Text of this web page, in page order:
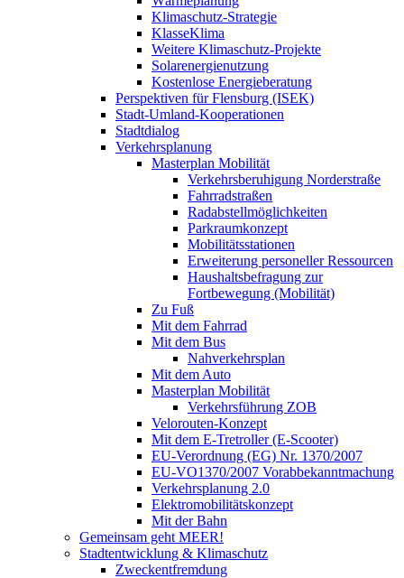
Klimaschutz-Strategie
KlasseKlima
Weitere Klimaschutz-Projekte
Solarenergienutzung
Kostenlose Energieberatung
Perspektiven für Flensburg (ISEK)
Stadt-Umland-Kooperationen
Stadtdialog
Verkehrsplanung
Masterplan Mobilität
Verkehrsberuhigung Norderstraße
Fahrradstraßen
Radabstellmöglichkeiten
Parkraumkonzept
Mobilitätsstationen
Erweiterung personeller Ressourcen
Haushaltsbefragung zur
Fortbewegung (Mobilität)
Zu Fuß
Mit dem Fahrrad
Mit dem Bus
Nahverkehrsplan
Mit dem Auto
Masterplan Mobilität
Verkehrsführung ZOB
Velorouten-Konzept
Mit dem E-Tretroller (E-Scooter)
EU-Verordnung (EG) Nr. 1370/2007
EU-VO1370/2007 Vorabbekanntmachung
Verkehrsplanung 2.0
Elektromobilitätskonzept
Mit der Bahn
Gemeinsam geht MEER!
Stadtentwicklung & Klimaschutz
Zweckentfremdung